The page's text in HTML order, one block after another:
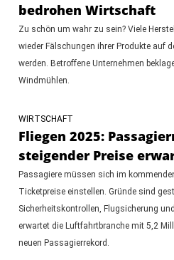
bedrohen Wirtschaft
Zu schön um wahr zu sein? Viele
wieder Fälschungen ihrer Produkte auf
werden. Betroffene Unternehmen
Windmühlen.
WIRTSCHAFT
Fliegen 2025:
steigender Preise
Passagiere müssen sich im
Ticketpreise einstellen. Gründe sind
Sicherheitskontrollen, Flugsicherung
erwartet die Luftfahrtbranche mit 5,2
neuen Passagierrekord.